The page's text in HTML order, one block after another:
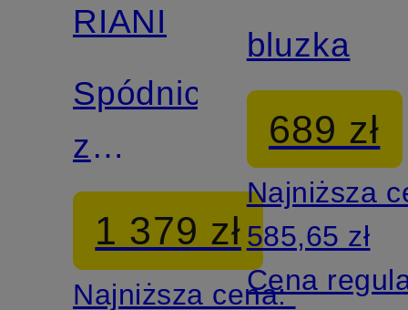
Mix &
Match
RIANI
Spódnica
z
ażurową
koronką
1 379 zł
Najniższa cena:
bluzka
689 zł
Najniższa
585,65 zł
Cena